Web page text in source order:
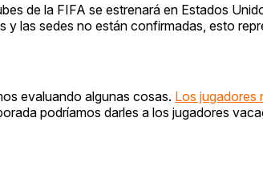
de la FIFA se estrenará en Estados
y las sedes no están confirmadas, esto
evaluando algunas cosas. Los jugadores
podríamos darles a los jugadores